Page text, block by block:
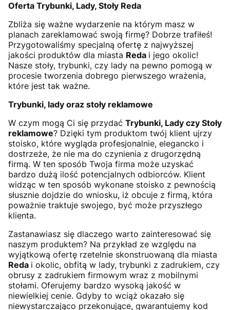
Oferta Trybunki, Lady, Stoły Reda
Zbliża się ważne wydarzenie na którym masz w
planach zareklamować swoją firmę? Dobrze trafiłeś!
Przygotowaliśmy specjalną ofertę z najwyższej
jakości produktów dla miasta Reda i jego okolic!
Nasze stoły, trybunki, czy lady na pewno pomogą w
procesie tworzenia dobrego pierwszego wrażenia,
które jest tak ważne.
Trybunki, lady oraz stoły reklamowe
W czym mogą Ci się przydać Trybunki, Lady czy Stoły
reklamowe? Dzięki tym produktom twój klient ujrzy
stoisko, które wygląda profesjonalnie, elegancko i
dostrzeże, że nie ma do czynienia z drugorzędną
firmą. W ten sposób Twoja firma może uzyskać
bardzo dużą ilość potencjalnych odbiorców. Klient
widząc w ten sposób wykonane stoisko z pewnością
słusznie dojdzie do wniosku, iż obcuje z firmą, która
poważnie traktuje swojego, być może przyszłego
klienta.
Zastanawiasz się dlaczego warto zainteresować się
naszym produktem? Na przykład ze względu na
wyjątkową ofertę rzetelnie skonstruowaną dla miasta
Reda i okolic, obfitą w lady, trybunki z zadrukiem, czy
obrusy z zadrukiem firmowym wraz z mobilnymi
stołami. Oferujemy bardzo wysoką jakość w
niewielkiej cenie. Gdyby to wciąż okazało się
niewystarczająco przekonujące, gwarantujemy kod